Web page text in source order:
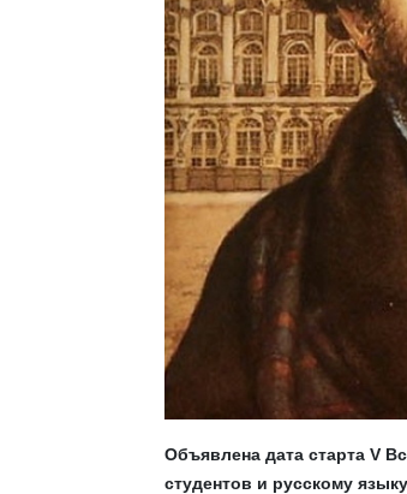
Объявлена дата старта V
студентов и русскому